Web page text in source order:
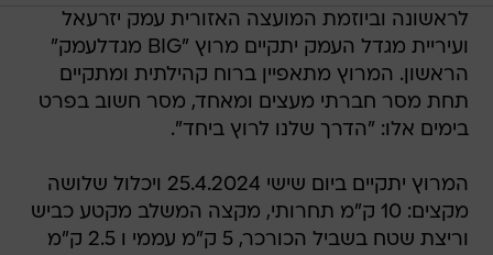
לראשונה וביוזמת המועצה האזורית עמק יזרעאל
ועיריית מגדל העמק יתקיים מרוץ "BIG מגדלעמק"
הראשון. המרוץ מתאפיין ברוח קהילתית ומתקיים
תחת מסר חברתי מעצים ומאחד, מסר חשוב בפרט
בימים אלו: "הדרך שלנו לרוץ ביחד".
המרוץ יתקיים ביום שישי 25.4.2024 ויכלול שלושה
מקצים: 10 ק"מ תחרותי, מקצה המשלב מקטע כביש
וריצת שטח בשביל הכורכר, 5 ק"מ עממי ו 2.5 ק"מ